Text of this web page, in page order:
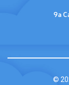
9a
©